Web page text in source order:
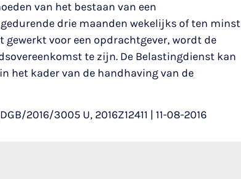
van het bestaan van een
drie maanden wekelijks of ten
voor een opdrachtgever, wordt de
te zijn. De Belastingdienst kan
het kader van de handhaving van de
2016/3005 U, 2016Z12411 | 11-08-2016